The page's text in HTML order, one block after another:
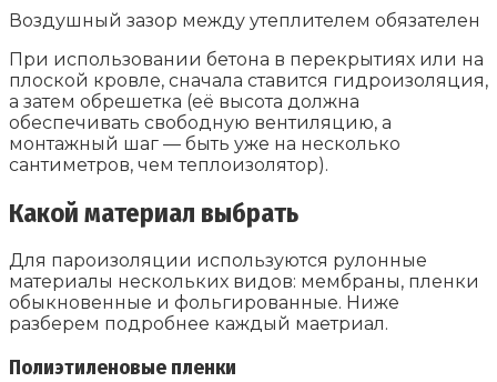
Воздушный зазор между утеплителем обязателен
При использовании бетона в перекрытиях или на
плоской кровле, сначала ставится гидроизоляция,
а затем обрешетка (её высота должна
обеспечивать свободную вентиляцию, а
монтажный шаг — быть уже на несколько
сантиметров, чем теплоизолятор).
Какой материал выбрать
Для пароизоляции используются рулонные
материалы нескольких видов: мембраны, пленки
обыкновенные и фольгированные. Ниже
разберем подробнее каждый маетриал.
Полиэтиленовые пленки